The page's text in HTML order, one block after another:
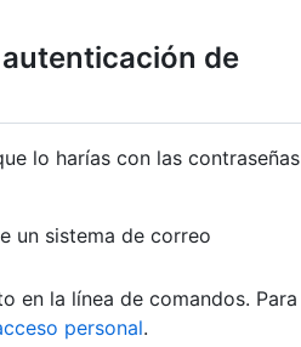
de
lo harías con las contraseñas
un sistema de correo
en la línea de comandos. Para
personal.